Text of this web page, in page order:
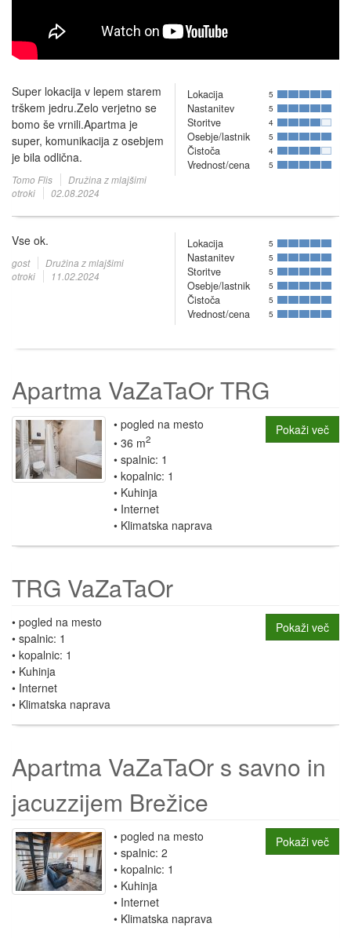
Lokacija 5
Nastanitev 5
Storitve 4
Osebje/lastnik 5
Čistoča 4
Vrednost/cena 5
Super lokacija v lepem starem
trškem jedru.Zelo verjetno se
bomo še vrnili.Apartma je
super, komunikacija z osebjem
je bila odlična.
Tomo Flis
Družina z mlajšimi
otroki
02.08.2024
Lokacija 5
Nastanitev 5
Storitve 5
Osebje/lastnik 5
Čistoča 5
Vrednost/cena 5
Vse ok.
gost
Družina z mlajšimi
otroki
11.02.2024
Apartma VaZaTaOr TRG
pogled na mesto
36 m2
spalnic: 1
kopalnic: 1
Kuhinja
Internet
Klimatska naprava
Pokaži več
TRG VaZaTaOr
pogled na mesto
spalnic: 1
kopalnic: 1
Kuhinja
Internet
Klimatska naprava
Pokaži več
Apartma VaZaTaOr s savno in
jacuzzijem Brežice
pogled na mesto
spalnic: 2
kopalnic: 1
Kuhinja
Internet
Klimatska naprava
Pokaži več